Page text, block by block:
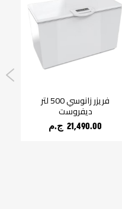
فريزر زانوسي 500 لتر
ديفروست
21,490.00 ج.م‏